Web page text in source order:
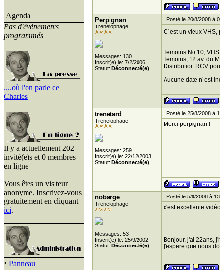
Agenda
Pas d'événements
programmés
....où l'on parle de
Charles
Il y a actuellement 202
invité(e)s et 0 membres
en ligne
Vous êtes un visiteur
anonyme. Inscrivez-vous
gratuitement en cliquant
ici.
· Panneau
Perpignan
Trenetophage
Messages: 130
Inscrit(e) le: 7/2/2006
Statut: Déconnecté(e)
Posté le 20/8/2008 à
C´est un vieux
Temoins No 10,
Temoins, 12 av. du
Distribution RCV
Aucune date n´est
trenetard
Trenetophage
Messages: 259
Inscrit(e) le: 22/12/2003
Statut: Déconnecté(e)
Posté le 25/8/2008 à
Merci perpignan !
nobarge
Trenetophage
Messages: 53
Inscrit(e) le: 25/9/2002
Statut: Déconnecté(e)
Posté le 5/9/2008 à
c'est excellente
Bonjour, j'ai 22ans,
j'espere que nous